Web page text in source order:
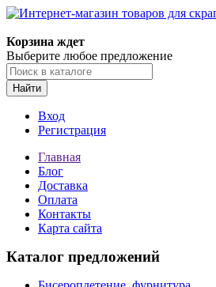
Корзина ждет
Выберите любое предложение
Найти
Вход
Регистрация
Главная
Блог
Доставка
Оплата
Контакты
Карта сайта
Каталог предложений